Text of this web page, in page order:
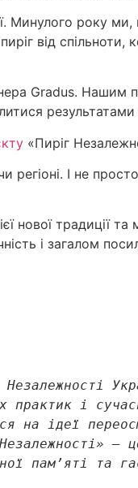
Минулого року
від
Gradus. Нашим
результатами
«Пиріг
регіоні. І не
нової традиції
і загалом
практик і
на ідеї
—
пам’яті та